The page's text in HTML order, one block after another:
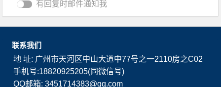
有回复时邮件通知我
联系我们
地 址: 广州市天河区中山大道中77号之一2110房之C02
手机号:18820925205(同微信号)
QQ邮箱: 3451714383@qq.com